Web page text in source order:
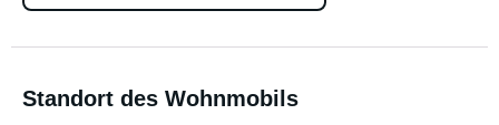
Standort des Wohnmobils